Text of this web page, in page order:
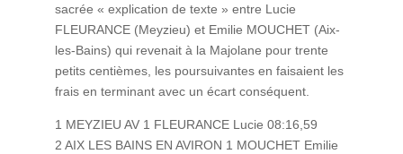
sacrée « explication de texte » entre Lucie
FLEURANCE (Meyzieu) et Emilie MOUCHET (Aix-
les-Bains) qui revenait à la Majolane pour trente
petits centièmes, les poursuivantes en faisaient les
frais en terminant avec un écart conséquent.
1 MEYZIEU AV 1 FLEURANCE Lucie 08:16,59
2 AIX LES BAINS EN AVIRON 1 MOUCHET Emilie